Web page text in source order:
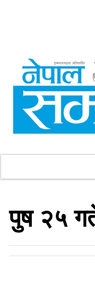
पुष २५